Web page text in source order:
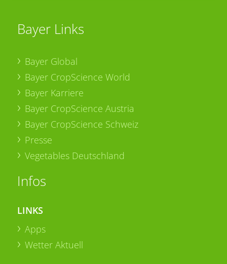
Bayer Links
Bayer Global
Bayer CropScience World
Bayer Karriere
Bayer CropScience Austria
Bayer CropScience Schweiz
Presse
Vegetables Deutschland
Infos
LINKS
Apps
Wetter Aktuell